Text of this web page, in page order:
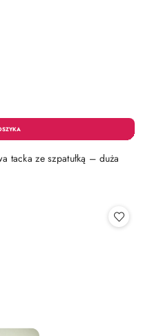
tacka ze szpatułką – duża